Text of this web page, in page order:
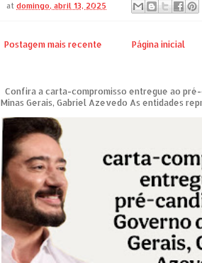
atdomingo, abril 13, 2025
Postagem mais recente Página inicial
Confira a carta-compromisso entregue ao
Minas Gerais, Gabriel Azevedo As entidades